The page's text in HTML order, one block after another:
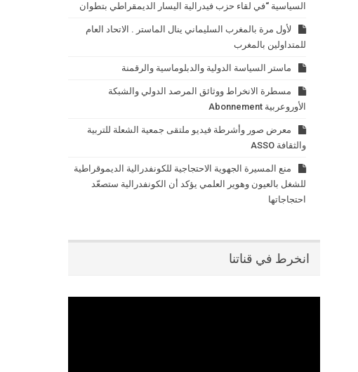
السياسية “في لقاء حزب فيدرالية اليسار الديمقراطي بتطوان
لأول مرة بالمغرب السليماني ينال الماستر . الاتحاد العام
للمتداولين بالمغرب
ماستر السياسة الدولية والدبلوماسية والرقمنة
مسطرة الانخراط ووثائق المرصد الدولي والشبكة
الأوروعربية Abonnement
معرض صور وأشرطة فيديو ملتقى جمعية الشعلة للتربية
والثقافة ASSO
منع المسيرة الجهوية الاحتجاجية للكونفدرالية الديموقراطية
للشغل بالعيون وهوير العلمي يؤكد أن الكونفدرالية ستصعّد
احتجاجاتها
انخرط في قناتنا